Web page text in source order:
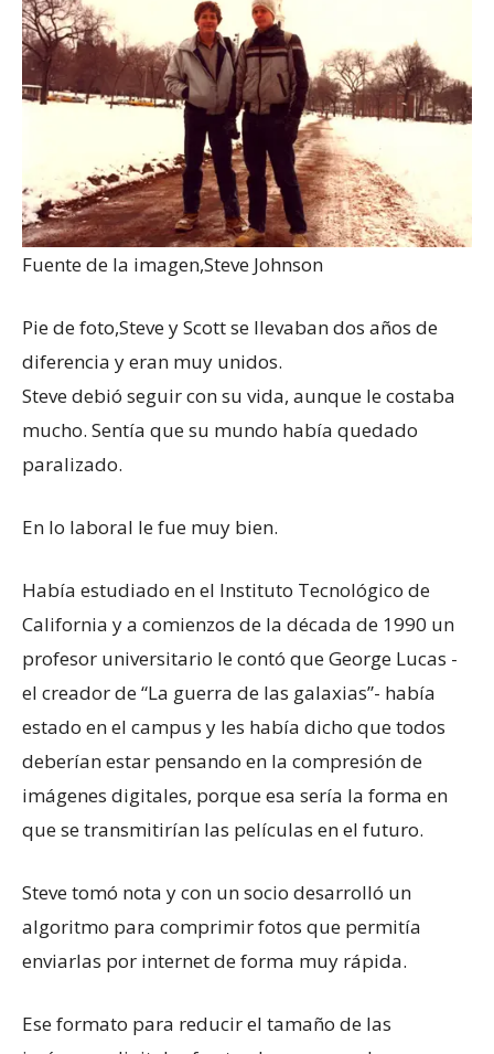
Fuente de la imagen,Steve Johnson
Pie de foto,Steve y Scott se llevaban dos años de
diferencia y eran muy unidos.
Steve debió seguir con su vida, aunque le costaba
mucho. Sentía que su mundo había quedado
paralizado.
En lo laboral le fue muy bien.
Había estudiado en el Instituto Tecnológico de
California y a comienzos de la década de 1990 un
profesor universitario le contó que George Lucas -
el creador de “La guerra de las galaxias”- había
estado en el campus y les había dicho que todos
deberían estar pensando en la compresión de
imágenes digitales, porque esa sería la forma en
que se transmitirían las películas en el futuro.
Steve tomó nota y con un socio desarrolló un
algoritmo para comprimir fotos que permitía
enviarlas por internet de forma muy rápida.
Ese formato para reducir el tamaño de las